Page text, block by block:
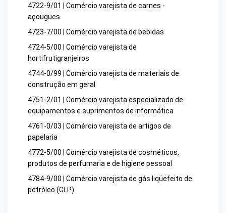
4722-9/01 | Comércio varejista de carnes -
açougues
4723-7/00 | Comércio varejista de bebidas
4724-5/00 | Comércio varejista de
hortifrutigranjeiros
4744-0/99 | Comércio varejista de materiais de
construção em geral
4751-2/01 | Comércio varejista especializado de
equipamentos e suprimentos de informática
4761-0/03 | Comércio varejista de artigos de
papelaria
4772-5/00 | Comércio varejista de cosméticos,
produtos de perfumaria e de higiene pessoal
4784-9/00 | Comércio varejista de gás liqüefeito de
petróleo (GLP)